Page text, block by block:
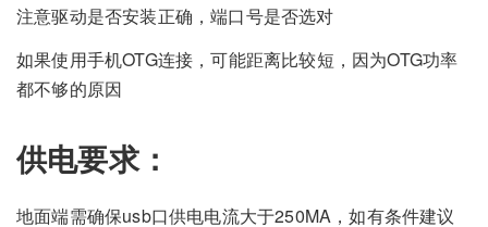
注意驱动是否安装正确，端口号是否选对
如果使用手机OTG连接，可能距离比较短，因为OTG功率
都不够的原因
供电要求：
地面端需确保usb口供电电流大于250MA，如有条件建议